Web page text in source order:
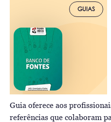
GUIAS
Guia oferece aos
referências que colaboram